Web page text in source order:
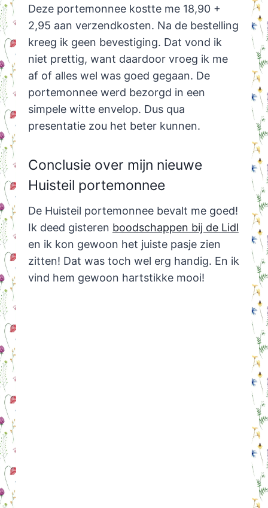
Deze portemonnee kostte me 18,90 +
2,95 aan verzendkosten. Na de bestelling
kreeg ik geen bevestiging. Dat vond ik
niet prettig, want daardoor vroeg ik me
af of alles wel was goed gegaan. De
portemonnee werd bezorgd in een
simpele witte envelop. Dus qua
presentatie zou het beter kunnen.
Conclusie over mijn nieuwe
Huisteil portemonnee
De Huisteil portemonnee bevalt me goed!
Ik deed gisteren boodschappen bij de Lidl
en ik kon gewoon het juiste pasje zien
zitten! Dat was toch wel erg handig. En ik
vind hem gewoon hartstikke mooi!